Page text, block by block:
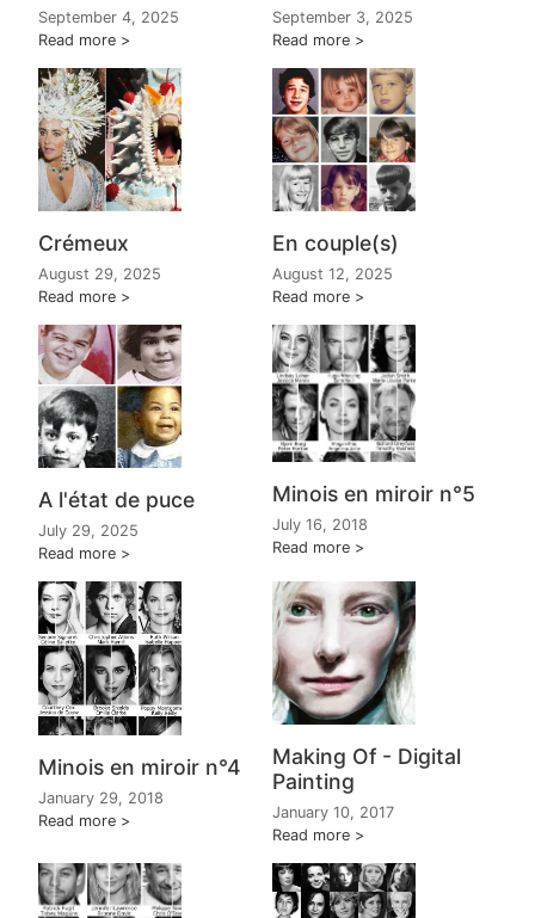
September 4, 2025
Read more
September 3, 2025
Read more
Crémeux
August 29, 2025
Read more
En couple(s)
August 12, 2025
Read more
A l'état de puce
July 29, 2025
Read more
Minois en miroir n°5
July 16, 2018
Read more
Minois en miroir n°4
January 29, 2018
Read more
Making Of - Digital
Painting
January 10, 2017
Read more